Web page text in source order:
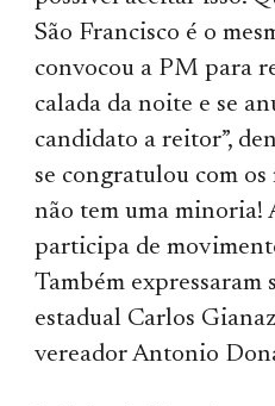
São Francisco é o
convocou a PM para
calada da noite e se
candidato a reitor”,
se congratulou com
não tem uma minoria!
participa de
Também expressaram
estadual Carlos
vereador Antonio